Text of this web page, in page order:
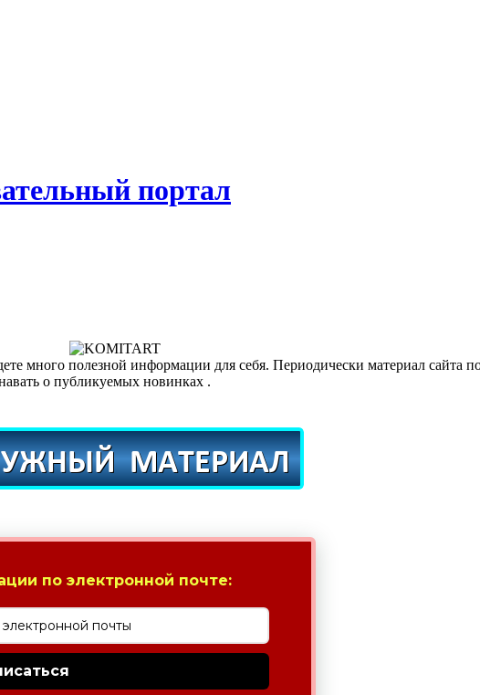
портал
много полезной информации для себя. Периодически материал сайта
о публикуемых новинках .
по электронной почте: